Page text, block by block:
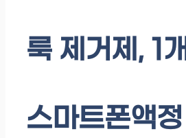
룩 제거제, 1개
스마트폰액정